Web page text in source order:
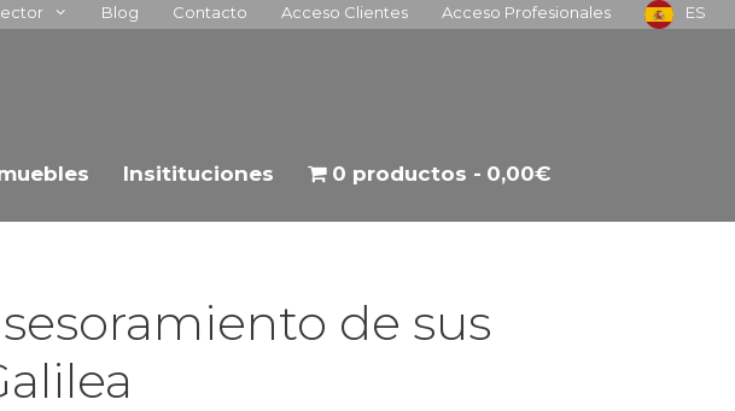
Blog Contacto Acceso Clientes Acceso Profesionales ES
Insitituciones 0 productos 0,00€
de sus